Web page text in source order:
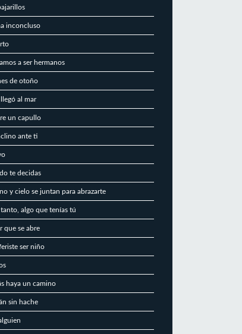
inconcluso
a ser hermanos
de otoño
al mar
un capullo
ante ti
te decidas
y cielo se juntan para abrazarte
tanto, algo que tenías tú
que se abre
ser niño
haya un camino
sin hache